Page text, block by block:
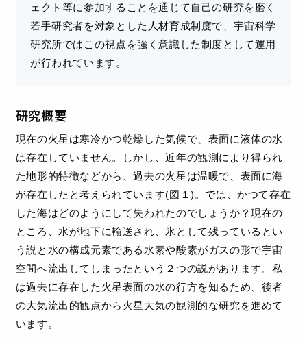
ェクト等に参加することを通じて自己の研究を磨く
若手研究者を対象とした人材育成制度で、宇宙科学
研究所ではこの視点を強く意識した制度として運用
が行われています。
研究概要
現在の火星は寒冷かつ乾燥した気候で、表面に液体の水
は存在していません。しかし、近年の観測により得られ
た地形的特徴などから、過去の火星は温暖で、表面に海
が存在したと考えられています(図１)。では、かつて存在
した海はどのようにして失われたのでしょうか？現在の
ところ、水が地下に輸送され、氷として残っているとい
う説と水の構成元素である水素や酸素がガスの形で宇宙
空間へ流出してしまったという２つの説があります。私
は過去に存在した火星表面の水の行方を知るため、後者
の大気流出的観点から火星大気の観測的な研究を進めて
います。